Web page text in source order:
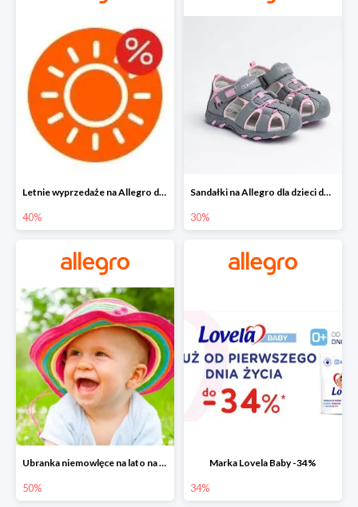
Letnie wyprzedaże na Allegro do -40%
40%
Sandałki na Allegro dla dzieci do -30%
30%
Ubranka niemowlęce na lato na Allegro do -50%
50%
Marka Lovela Baby -34%
34%